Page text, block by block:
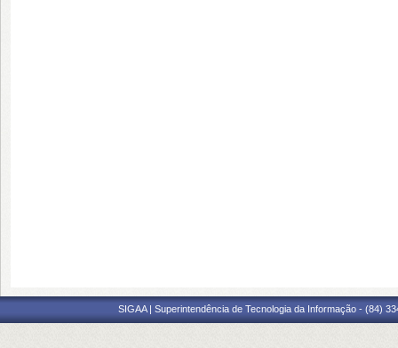
SIGAA | Superintendência de Tecnologia da Informação - (84)